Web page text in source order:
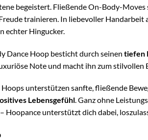
begeistert. Fließende On-Body-
trainieren. In liebevoller
echter Hingucker.
Dance Hoop besticht durch seinen tiefen
Note und macht ihn zum
Hoops unterstützen sanfte, fließende
Lebensgefühl. Ganz ohne
Hoopance unterstützt dich dabei,